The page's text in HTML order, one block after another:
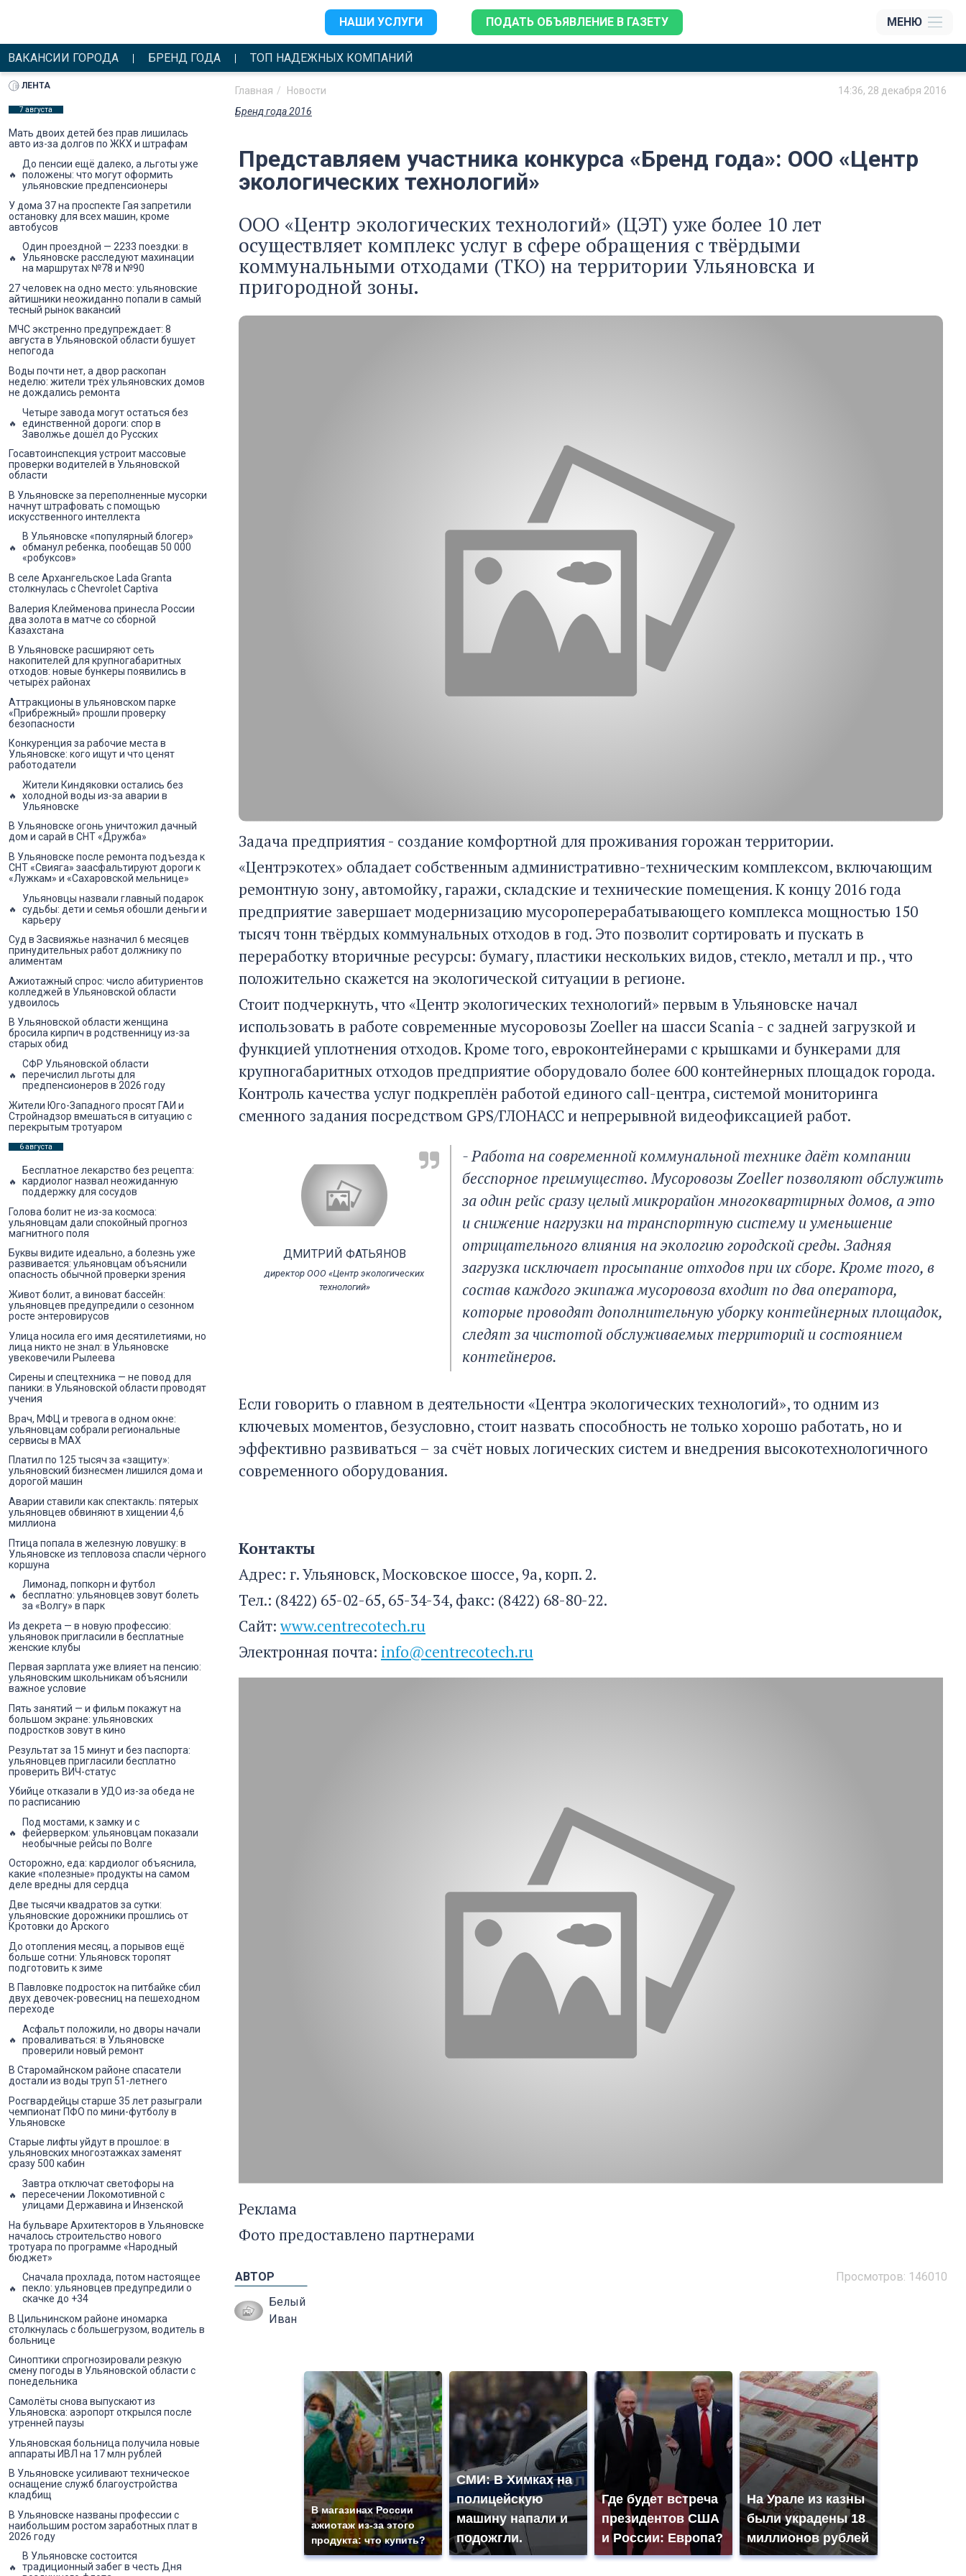
НАШИ УСЛУГИ ПОДАТЬ ОБЪЯВЛЕНИЕ В ГАЗЕТУ МЕНЮ
ВАКАНСИИ ГОРОДА БРЕНД ГОДА ТОП НАДЕЖНЫХ КОМПАНИЙ
Главная Новости
14:36, 28 декабря 2016
Бренд года 2016
Представляем участника конкурса «Бренд года»: ООО «Центр
экологических технологий»
ООО «Центр экологических технологий» (ЦЭТ) уже более 10 лет
осуществляет комплекс услуг в сфере обращения с твёрдыми
коммунальными отходами (ТКО) на территории Ульяновска и
пригородной зоны.
Задача предприятия - создание комфортной для проживания горожан территории.
«Центрэкотех» обладает собственным административно-техническим комплексом, включающим
ремонтную зону, автомойку, гаражи, складские и технические помещения. К концу 2016 года
предприятие завершает модернизацию мусороперерабатывающего комплекса мощностью 150
тысяч тонн твёрдых коммунальных отходов в год. Это позволит сортировать и пускать в
переработку вторичные ресурсы: бумагу, пластики нескольких видов, стекло, металл и пр., что
положительно скажется на экологической ситуации в регионе.
Стоит подчеркнуть, что «Центр экологических технологий» первым в Ульяновске начал
использовать в работе современные мусоровозы Zoeller на шасси Scania - с задней загрузкой и
функцией уплотнения отходов. Кроме того, евроконтейнерами с крышками и бункерами для
крупногабаритных отходов предприятие оборудовало более 600 контейнерных площадок города.
Контроль качества услуг подкреплён работой единого call-центра, системой мониторинга
сменного задания посредством GPS/ГЛОНАСС и непрерывной видеофиксацией работ.
ДМИТРИЙ ФАТЬЯНОВ
директор ООО «Центр экологических
технологий»
- Работа на современной коммунальной технике даёт компании
бесспорное преимущество. Мусоровозы Zoellerпозволяют обслужить
за один рейс сразу целый микрорайон многоквартирных домов, а это
и снижение нагрузки на транспортную систему и уменьшение
отрицательного влияния на экологию городской среды. Задняя
загрузка исключает просыпание отходов при их сборе. Кроме того, в
состав каждого экипажа мусоровоза входит по два оператора,
которые проводят дополнительную уборку контейнерных площадок,
следят за чистотой обслуживаемых территорий и состоянием
контейнеров.
Если говорить о главном в деятельности «Центра экологических технологий», то одним из
ключевых моментов, безусловно, стоит назвать способность не только хорошо работать, но и
эффективно развиваться – за счёт новых логических систем и внедрения высокотехнологичного
современного оборудования.
Контакты
Адрес: г. Ульяновск, Московское шоссе, 9а, корп. 2.
Тел.: (8422) 65-02-65, 65-34-34, факс: (8422) 68-80-22.
Сайт:www.centrecotech.ru
Электронная почта: info@centrecotech.ru
Реклама
Фото предоставлено партнерами
Просмотров: 146010
АВТОР
Белый
Иван
В магазинах России
ажиотаж из-за этого
продукта: что купить?
СМИ: В Химках на
полицейскую
машину напали и
подожгли.
Где будет встреча
президентов США
и России: Европа?
На Урале из казны
были украдены 18
миллионов рублей
ЛЕНТА
7 августа
Мать двоих детей без прав лишилась
авто из-за долгов по ЖКХ и штрафам
До пенсии ещё далеко, а льготы уже
положены: что могут оформить
ульяновские предпенсионеры
У дома 37 на проспекте Гая запретили
остановку для всех машин, кроме
автобусов
Один проездной — 2233 поездки: в
Ульяновске расследуют махинации
на маршрутах №78 и №90
27 человек на одно место: ульяновские
айтишники неожиданно попали в самый
тесный рынок вакансий
МЧС экстренно предупреждает: 8
августа в Ульяновской области бушует
непогода
Воды почти нет, а двор раскопан
неделю: жители трёх ульяновских домов
не дождались ремонта
Четыре завода могут остаться без
единственной дороги: спор в
Заволжье дошёл до Русских
Госавтоинспекция устроит массовые
проверки водителей в Ульяновской
области
В Ульяновске за переполненные мусорки
начнут штрафовать с помощью
искусственного интеллекта
В Ульяновске «популярный блогер»
обманул ребенка, пообещав 50 000
«робуксов»
В селе Архангельское Lada Granta
столкнулась с Chevrolet Captiva
Валерия Клейменова принесла России
два золота в матче со сборной
Казахстана
В Ульяновске расширяют сеть
накопителей для крупногабаритных
отходов: новые бункеры появились в
четырёх районах
Аттракционы в ульяновском парке
«Прибрежный» прошли проверку
безопасности
Конкуренция за рабочие места в
Ульяновске: кого ищут и что ценят
работодатели
Жители Киндяковки остались без
холодной воды из-за аварии в
Ульяновске
В Ульяновске огонь уничтожил дачный
дом и сарай в СНТ «Дружба»
В Ульяновске после ремонта подъезда к
СНТ «Свияга» заасфальтируют дороги к
«Лужкам» и «Сахаровской мельнице»
Ульяновцы назвали главный подарок
судьбы: дети и семья обошли деньги и
карьеру
Суд в Засвияжье назначил 6 месяцев
принудительных работ должнику по
алиментам
Ажиотажный спрос: число абитуриентов
колледжей в Ульяновской области
удвоилось
В Ульяновской области женщина
бросила кирпич в родственницу из-за
старых обид
СФР Ульяновской области
перечислил льготы для
предпенсионеров в 2026 году
Жители Юго-Западного просят ГАИ и
Стройнадзор вмешаться в ситуацию с
перекрытым тротуаром
6 августа
Бесплатное лекарство без рецепта:
кардиолог назвал неожиданную
поддержку для сосудов
Голова болит не из-за космоса:
ульяновцам дали спокойный прогноз
магнитного поля
Буквы видите идеально, а болезнь уже
развивается: ульяновцам объяснили
опасность обычной проверки зрения
Живот болит, а виноват бассейн:
ульяновцев предупредили о сезонном
росте энтеровирусов
Улица носила его имя десятилетиями, но
лица никто не знал: в Ульяновске
увековечили Рылеева
Сирены и спецтехника — не повод для
паники: в Ульяновской области проводят
учения
Врач, МФЦ и тревога в одном окне:
ульяновцам собрали региональные
сервисы в MAX
Платил по 125 тысяч за «защиту»:
ульяновский бизнесмен лишился дома и
дорогой машин
Аварии ставили как спектакль: пятерых
ульяновцев обвиняют в хищении 4,6
миллиона
Птица попала в железную ловушку: в
Ульяновске из тепловоза спасли чёрного
коршуна
Лимонад, попкорн и футбол
бесплатно: ульяновцев зовут болеть
за «Волгу» в парк
Из декрета — в новую профессию:
ульяновок пригласили в бесплатные
женские клубы
Первая зарплата уже влияет на пенсию:
ульяновским школьникам объяснили
важное условие
Пять занятий — и фильм покажут на
большом экране: ульяновских
подростков зовут в кино
Результат за 15 минут и без паспорта:
ульяновцев пригласили бесплатно
проверить ВИЧ-статус
Убийце отказали в УДО из-за обеда не
по расписанию
Под мостами, к замку и с
фейерверком: ульяновцам показали
необычные рейсы по Волге
Осторожно, еда: кардиолог объяснила,
какие «полезные» продукты на самом
деле вредны для сердца
Две тысячи квадратов за сутки:
ульяновские дорожники прошлись от
Кротовки до Арского
До отопления месяц, а порывов ещё
больше сотни: Ульяновск торопят
подготовить к зиме
В Павловке подросток на питбайке сбил
двух девочек-ровесниц на пешеходном
переходе
Асфальт положили, но дворы начали
проваливаться: в Ульяновске
проверили новый ремонт
В Старомайнском районе спасатели
достали из воды труп 51-летнего
Росгвардейцы старше 35 лет разыграли
чемпионат ПФО по мини-футболу в
Ульяновске
Старые лифты уйдут в прошлое: в
ульяновских многоэтажках заменят
сразу 500 кабин
Завтра отключат светофоры на
пересечении Локомотивной с
улицами Державина и Инзенской
На бульваре Архитекторов в Ульяновске
началось строительство нового
тротуара по программе «Народный
бюджет»
Сначала прохлада, потом настоящее
пекло: ульяновцев предупредили о
скачке до +34
В Цильнинском районе иномарка
столкнулась с большегрузом, водитель в
больнице
Синоптики спрогнозировали резкую
смену погоды в Ульяновской области с
понедельника
Самолёты снова выпускают из
Ульяновска: аэропорт открылся после
утренней паузы
Ульяновская больница получила новые
аппараты ИВЛ на 17 млн рублей
В Ульяновске усиливают техническое
оснащение служб благоустройства
кладбищ
В Ульяновске названы профессии с
наибольшим ростом заработных плат в
2026 году
В Ульяновске состоится
традиционный забег в честь Дня